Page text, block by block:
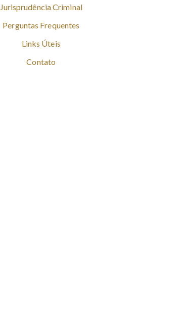
Jurisprudência Criminal
Perguntas Frequentes
Links Úteis
Contato